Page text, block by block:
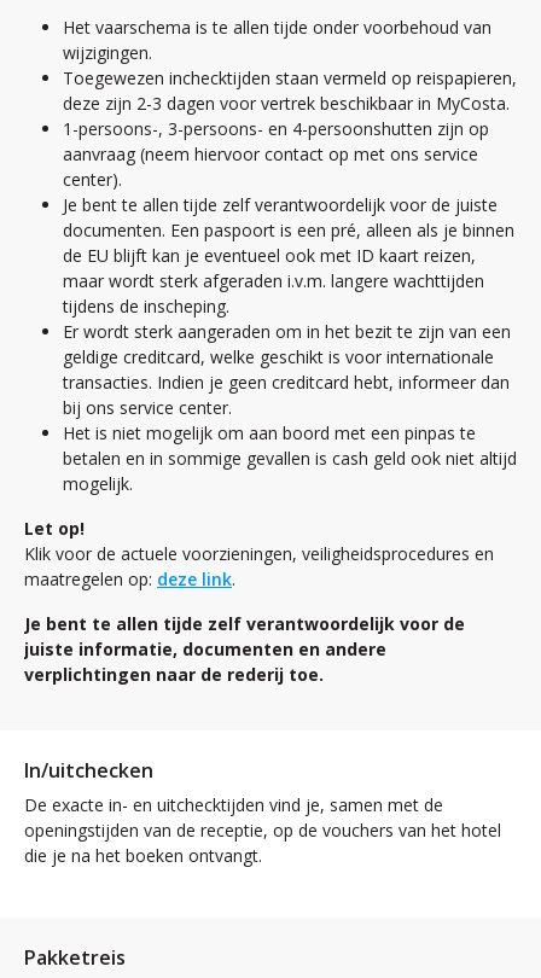
Het vaarschema is te allen tijde onder voorbehoud van
wijzigingen.
Toegewezen inchecktijden staan vermeld op reispapieren,
deze zijn 2-3 dagen voor vertrek beschikbaar in MyCosta.
1-persoons-, 3-persoons- en 4-persoonshutten zijn op
aanvraag (neem hiervoor contact op met ons service
center).
Je bent te allen tijde zelf verantwoordelijk voor de juiste
documenten. Een paspoort is een pré, alleen als je binnen
de EU blijft kan je eventueel ook met ID kaart reizen,
maar wordt sterk afgeraden i.v.m. langere wachttijden
tijdens de inscheping.
Er wordt sterk aangeraden om in het bezit te zijn van een
geldige creditcard, welke geschikt is voor internationale
transacties. Indien je geen creditcard hebt, informeer dan
bij ons service center.
Het is niet mogelijk om aan boord met een pinpas te
betalen en in sommige gevallen is cash geld ook niet altijd
mogelijk.
Let op!
Klik voor de actuele voorzieningen, veiligheidsprocedures en
maatregelen op: deze link.
Je bent te allen tijde zelf verantwoordelijk voor de
juiste informatie, documenten en andere
verplichtingen naar de rederij toe.
In/uitchecken
De exacte in- en uitchecktijden vind je, samen met de
openingstijden van de receptie, op de vouchers van het hotel
die je na het boeken ontvangt.
Pakketreis